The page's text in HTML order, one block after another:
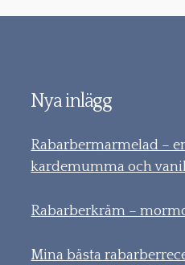
Nya inlägg
Rabarbermarmelad –
kardemumma och
Rabarberkräm –
Mina bästa